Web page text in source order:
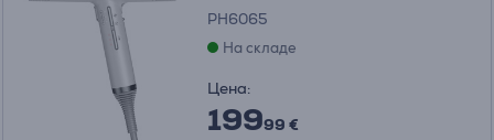
PH6065
На складе
Цена:
19999 €